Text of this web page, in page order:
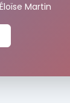
Martin